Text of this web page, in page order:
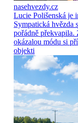
nasehvezdy.cz
Lucie Polišenská je
Sympatická hvězda
pořádně překvapila.
okázalou módu si
objekti